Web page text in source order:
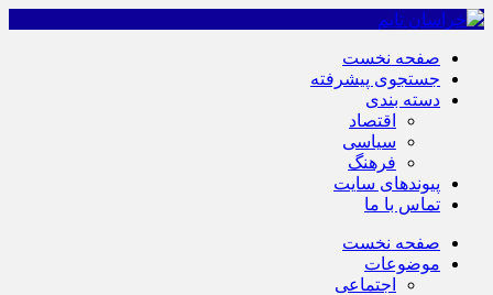
صفحه نخست
جستجوی پیشرفته
دسته بندی
اقتصاد
سیاسی
فرهنگ
پیوندهای سایت
تماس با ما
صفحه نخست
موضوعات
اجتماعی